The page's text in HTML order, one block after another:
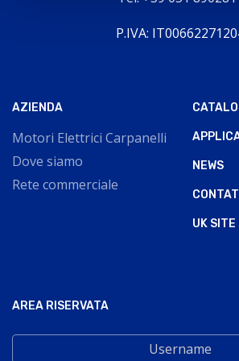
P.IVA:
AZIENDA
Motori Elettrici Carpanelli
Dove siamo
Rete commerciale
NEWS
UK SITE
AREA RISERVATA